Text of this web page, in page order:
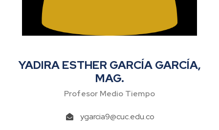
YADIRA ESTHER GARCÍA GARCÍA,
MAG.
Profesor Medio Tiempo
ygarcia9@cuc.edu.co